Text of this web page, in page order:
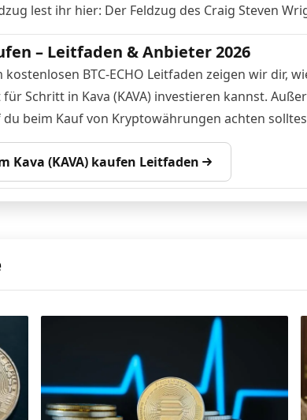
lest ihr hier: Der Feldzug des Craig Steven
– Leitfaden & Anbieter 2026
BTC-ECHO Leitfaden zeigen wir dir,
Schritt in Kava (KAVA) investieren kannst.
beim Kauf von Kryptowährungen achten
Kava (KAVA) kaufen Leitfaden